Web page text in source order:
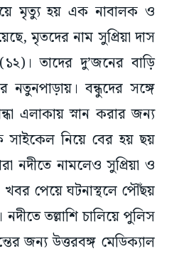
মৃত্যু হয় এক নাবালক ও
মৃতদের নাম সুপ্রিয়া দাস
তাদের দু’জনের বাড়ি
বন্ধুদের সঙ্গে
এলাকায় স্নান করার ‌জন্য
সাইকেল নিয়ে বের হয় ছয়
নদীতে নামলেও সুপ্রিয়া ও
পেয়ে ঘটনাস্থলে পৌঁছয়
তল্লাশি চালিয়ে পুলিস
জন্য উত্তরবঙ্গ মেডিক্যাল